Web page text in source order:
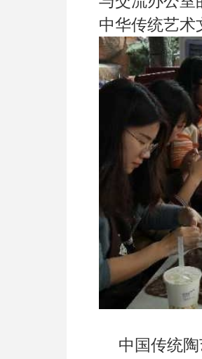
中华传统艺术
中国传统